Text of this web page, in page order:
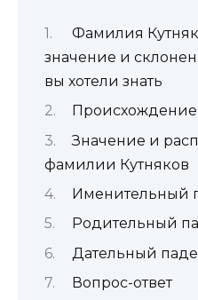
Фамилия
значение и
вы хотели знать
Значение и
фамилии Кутняков
Именительный
Родительный
Дательный
Вопрос-ответ